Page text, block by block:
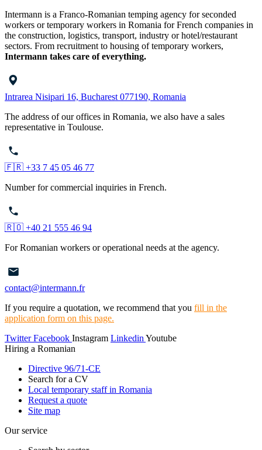
Intermann is a Franco-Romanian temping agency for seconded
workers or temporary workers in Romania for French companies in
the construction, logistics, transport, industry or hotel/restaurant
sectors. From recruitment to housing of temporary workers,
Intermann takes care of everything.
Intrarea Nisipari 16, Bucharest 077190, Romania
The address of our offices in Romania, we also have a sales
representative in Toulouse.
🇫🇷 +33 7 45 05 46 77
Number for commercial inquiries in French.
🇷🇴 +40 21 555 46 94
For Romanian workers or operational needs at the agency.
contact@intermann.fr
If you require a quotation, we recommend that you fill in the
application form on this page.
Twitter Facebook Instagram Linkedin Youtube
Hiring a Romanian
Directive 96/71-CE
Search for a CV
Local temporary staff in Romania
Request a quote
Site map
Our service